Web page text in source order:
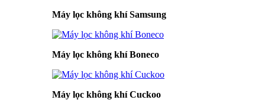
Máy lọc không khí Samsung
Máy lọc không khí Boneco
Máy lọc không khí Cuckoo